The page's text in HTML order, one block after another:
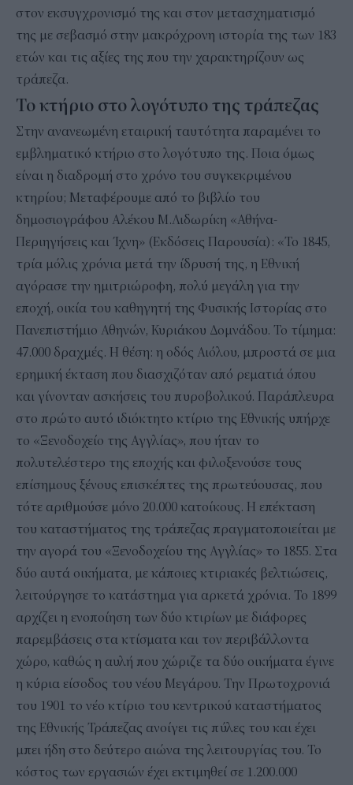
στον εκσυγχρονισμό της και στον μετασχηματισμό
της με σεβασμό στην μακρόχρονη ιστορία της των 183
ετών και τις αξίες της που την χαρακτηρίζουν ως
τράπεζα.
Το κτήριο στο λογότυπο της τράπεζας
Στην ανανεωμένη εταιρική ταυτότητα παραμένει το
εμβληματικό κτήριο στο λογότυπο της. Ποια όμως
είναι η διαδρομή στο χρόνο του συγκεκριμένου
κτηρίου; Μεταφέρουμε από το βιβλίο του
δημοσιογράφου Αλέκου Μ.Λιδωρίκη «Αθήνα-
Περιηγήσεις και Ίχνη» (Εκδόσεις Παρουσία): «Το 1845,
τρία μόλις χρόνια μετά την ίδρυσή της, η Εθνική
αγόρασε την ημιτριώροφη, πολύ μεγάλη για την
εποχή, οικία του καθηγητή της Φυσικής Ιστορίας στο
Πανεπιστήμιο Αθηνών, Κυριάκου Δομνάδου. Το τίμημα:
47.000 δραχμές. Η θέση: η οδός Αιόλου, μπροστά σε μια
ερημική έκταση που διασχιζόταν από ρεματιά όπου
και γίνονταν ασκήσεις του πυροβολικού. Παράπλευρα
στο πρώτο αυτό ιδιόκτητο κτίριο της Εθνικής υπήρχε
το «Ξενοδοχείο της Αγγλίας», που ήταν το
πολυτελέστερο της εποχής και φιλοξενούσε τους
επίσημους ξένους επισκέπτες της πρωτεύουσας, που
τότε αριθμούσε μόνο 20.000 κατοίκους. Η επέκταση
του καταστήματος της τράπεζας πραγματοποιείται με
την αγορά του «Ξενοδοχείου της Αγγλίας» το 1855. Στα
δύο αυτά οικήματα, με κάποιες κτιριακές βελτιώσεις,
λειτούργησε το κατάστημα για αρκετά χρόνια. Το 1899
αρχίζει η ενοποίηση των δύο κτιρίων με διάφορες
παρεμβάσεις στα κτίσματα και τον περιβάλλοντα
χώρο, καθώς η αυλή που χώριζε τα δύο οικήματα έγινε
η κύρια είσοδος του νέου Μεγάρου. Την Πρωτοχρονιά
του 1901 το νέο κτίριο του κεντρικού καταστήματος
της Εθνικής Τράπεζας ανοίγει τις πύλες του και έχει
μπει ήδη στο δεύτερο αιώνα της λειτουργίας του. Το
κόστος των εργασιών έχει εκτιμηθεί σε 1.200.000